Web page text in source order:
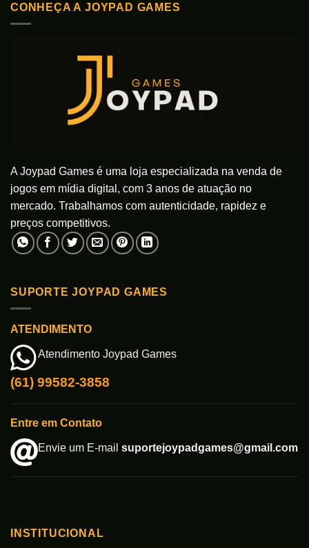
várias
variantes.
CONHEÇA A JOYPAD GAMES
A Joypad Games é uma loja especializada na venda de
jogos em mídia digital, com 3 anos de atuação no
mercado. Trabalhamos com autenticidade, rapidez e
preços competitivos.
SUPORTE JOYPAD GAMES
ATENDIMENTO
Atendimento Joypad Games
(61) 99582-3858
Entre em Contato
Envie um E-mail suportejoypadgames@gmail.com
INSTITUCIONAL